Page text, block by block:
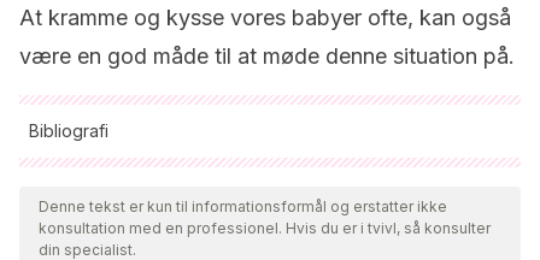
At kramme og kysse vores babyer ofte, kan også
være en god måde til at møde denne situation på.
Bibliografi
Alle citerede kilder blev grundigt gennemgået af vores team
for at sikre deres kvalitet, pålidelighed, aktualitet og validitet.
Bibliografien i denne artikel blev betragtet som pålidelig og af
Denne tekst er kun til informationsformål og erstatter ikke
konsultation med en professionel. Hvis du er i tvivl, så konsulter
din specialist.